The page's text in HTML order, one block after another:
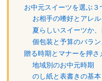
お中元スイーツを選ぶ３
お相手の嗜好とアレ
夏らしいスイーツか
個包装と予算のバラン
贈る時期とマナーを押さ
地域別のお中元時期
のし紙と表書きの基本